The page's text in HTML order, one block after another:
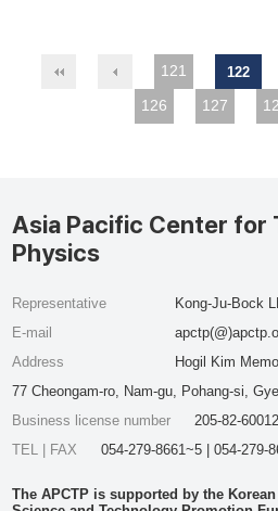
121 122
126
127
Asia Pacific Center for
Physics
Representative
Kong-Ju-Bock
E-mail
Address
Hogil Kim
77 Cheongam-ro, Nam-gu, Pohang-si,
Business license number
205-82-60012
TEL | FAX
054-279-8661~5 | 054-279-
The APCTP is supported by the